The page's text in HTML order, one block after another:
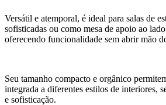
Versátil e atemporal, é ideal para salas de
sofisticadas ou como mesa de apoio ao
oferecendo funcionalidade sem abrir mão
Seu tamanho compacto e orgânico
integrada a diferentes estilos de interiores,
e sofisticação.